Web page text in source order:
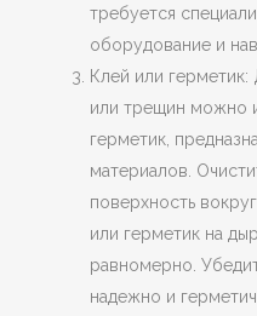
требуется
оборудование и
Клей или
или трещин можно
герметик,
материалов.
поверхность
или герметик на
равномерно.
надежно и